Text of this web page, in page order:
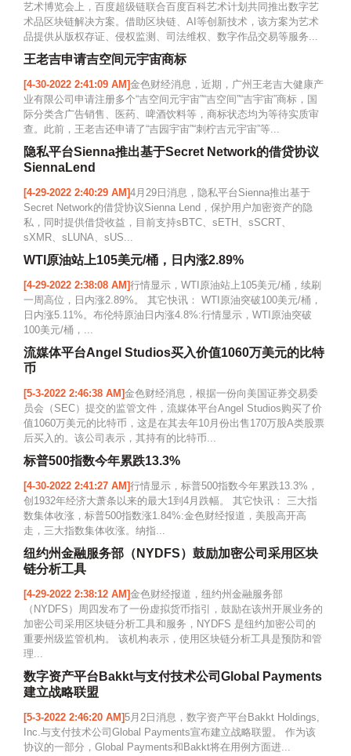
艺术博览会上，百度超级链联合百度百科艺术计划共同推出数字艺
术品区块链解决方案。借助区块链、AI等创新技术，该方案为艺术
品提供从版权存证、侵权监测、司法维权、数字作品交易等服务...
王老吉申请吉空间元宇宙商标
[4-30-2022 2:41:09 AM]金色财经消息，近期，广州王老吉大健康产
业有限公司申请注册多个“吉空间元宇宙”“吉空间”“吉宇宙”商标，国
际分类含广告销售、医药、啤酒饮料等，商标状态均为等待实质审
查。此前，王老吉还申请了“吉园宇宙”“刺柠吉元宇宙”等...
隐私平台Sienna推出基于Secret Network的借贷协议
SiennaLend
[4-29-2022 2:40:29 AM]4月29日消息，隐私平台Sienna推出基于
Secret Network的借贷协议Sienna Lend，保护用户加密资产的隐
私，同时提供借贷收益，目前支持sBTC、sETH、sSCRT、
sXMR、sLUNA、sUS...
WTI原油站上105美元/桶，日内涨2.89%
[4-29-2022 2:38:08 AM]行情显示，WTI原油站上105美元/桶，续刷
一周高位，日内涨2.89%。 其它快讯： WTI原油突破100美元/桶，
日内涨5.11%。布伦特原油日内涨4.8%:行情显示，WTI原油突破
100美元/桶，...
流媒体平台Angel Studios买入价值1060万美元的比特
币
[5-3-2022 2:46:38 AM]金色财经消息，根据一份向美国证券交易委
员会（SEC）提交的监管文件，流媒体平台Angel Studios购买了价
值1060万美元的比特币，这是在其去年10月份出售170万股A类股票
后买入的。该公司表示，其持有的比特币...
标普500指数今年累跌13.3%
[4-30-2022 2:41:27 AM]行情显示，标普500指数今年累跌13.3%，
创1932年经济大萧条以来的最大1到4月跌幅。 其它快讯： 三大指
数集体收涨，标普500指数涨1.84%:金色财经报道，美股高开高
走，三大指数集体收涨。纳指...
纽约州金融服务部（NYDFS）鼓励加密公司采用区块
链分析工具
[4-29-2022 2:38:12 AM]金色财经报道，纽约州金融服务部
（NYDFS）周四发布了一份虚拟货币指引，鼓励在该州开展业务的
加密公司采用区块链分析工具和服务，NYDFS 是纽约加密公司的
重要州级监管机构。 该机构表示，使用区块链分析工具是预防和管
理...
数字资产平台Bakkt与支付技术公司Global Payments
建立战略联盟
[5-3-2022 2:46:20 AM]5月2日消息，数字资产平台Bakkt Holdings,
Inc.与支付技术公司Global Payments宣布建立战略联盟。 作为该
协议的一部分，Global Payments和Bakkt将在用例方面进...